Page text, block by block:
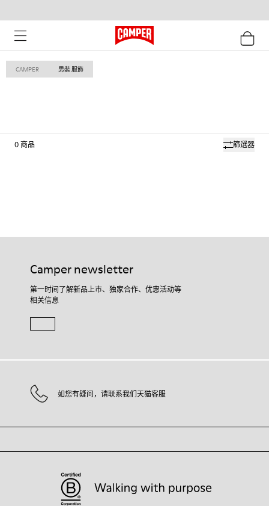
CAMPER 男裝 服飾
篩選器
0商品
Camper newsletter
第一时间了解新品上市、独家合作、优惠活动等
相关信息
如您有疑问，请联系我们天猫客服